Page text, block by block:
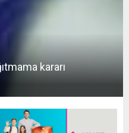
kararı